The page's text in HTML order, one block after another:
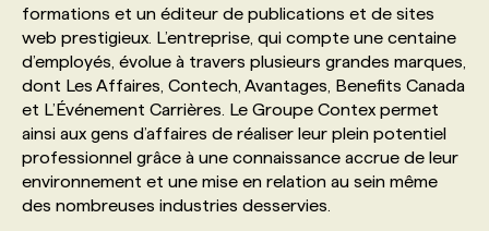
PROGRAMMES DE SUBVENTIONS
FAQ
ANNONCEZ AVEC NOUS
formations et un éditeur de publications et de sites
web prestigieux. L’entreprise, qui compte une centaine
d’employés, évolue à travers plusieurs grandes marques,
dont Les Affaires, Contech, Avantages, Benefits Canada
et L’Événement Carrières. Le Groupe Contex permet
ainsi aux gens d’affaires de réaliser leur plein potentiel
professionnel grâce à une connaissance accrue de leur
environnement et une mise en relation au sein même
des nombreuses industries desservies.